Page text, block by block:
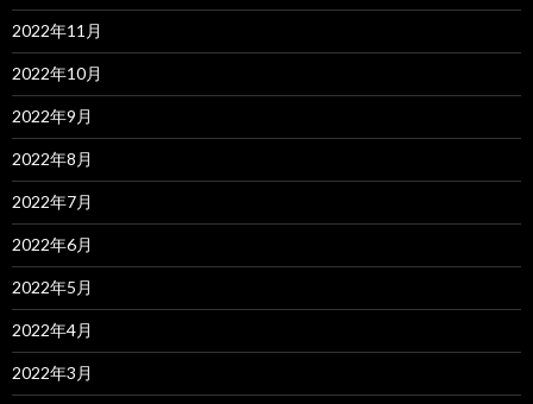
2022年11月
2022年10月
2022年9月
2022年8月
2022年7月
2022年6月
2022年5月
2022年4月
2022年3月